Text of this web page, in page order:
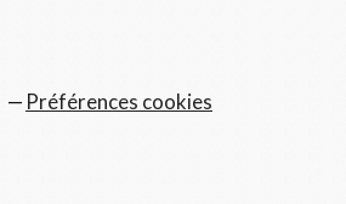
Préférences cookies